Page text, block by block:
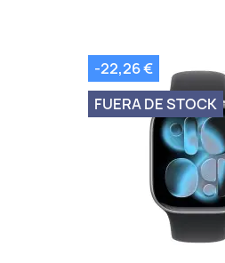
-22,26 €
FUERA DE STOCK